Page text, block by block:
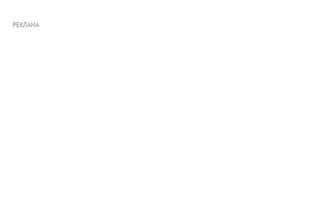
РЕКЛАМА